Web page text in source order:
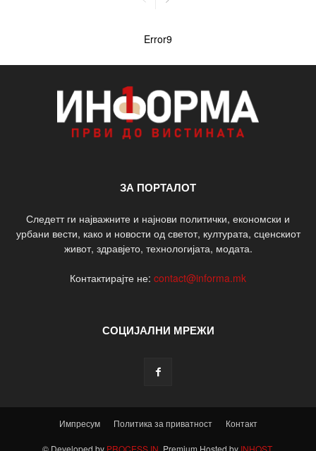
Error9
ЗА ПОРТАЛОТ
Следетт ги најважните и најнови политички, економски и
урбани вести, како и новости од светот, културата, сценскиот
живот, здравјето, технологијата, модата.
Контактирајте не: contact@informa.mk
СОЦИЈАЛНИ МРЕЖИ
Импресум Политика за приватност Контакт
© Developed by PROCESS IN . Premium Hosted by INHOST.